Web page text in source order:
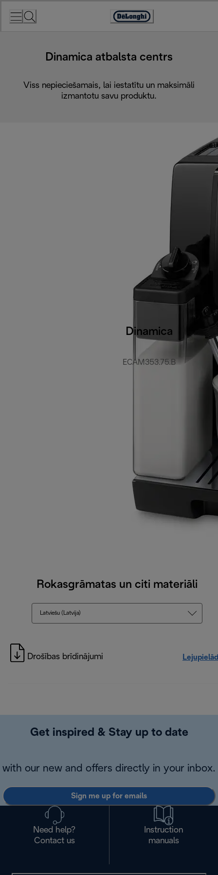
Accessibility
Dinamica atbalsta centrs
Viss nepieciešamais, lai iestatītu un maksimāli
izmantotu savu produktu.
Dinamica
ECAM353.75.B
Rokasgrāmatas un citi materiāli
Latviešu (Latvija)
Drošības brīdinājumi
Get inspired & Stay up to date
with our new and offers directly in your inbox.
Sign me up for emails
Need help?
Contact us
Instruction
manuals